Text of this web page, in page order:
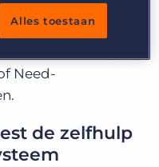
leer- en
naast ander
Need-
de zelfhulp
Alles toestaan